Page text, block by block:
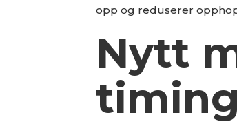
opp og reduserer
Nytt